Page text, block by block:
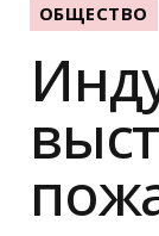
ОБЩЕСТВО